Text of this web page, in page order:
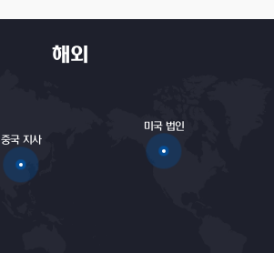
중국 지사
미국 법인
해외